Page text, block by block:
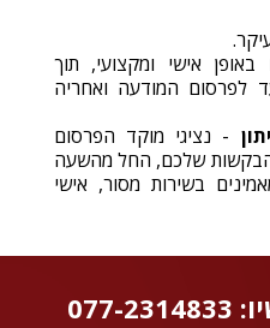
באופן אישי ומקצועי, תוך
המודעה ואחריה
- נציגי מוקד הפרסום
לכל הבקשות שלכם, החל מהשעה
בשירות מסור, אישי